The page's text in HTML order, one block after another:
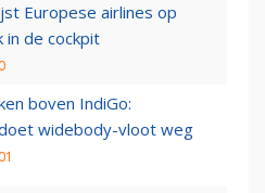
Europese airlines op
in de cockpit
boven IndiGo:
widebody-vloot weg